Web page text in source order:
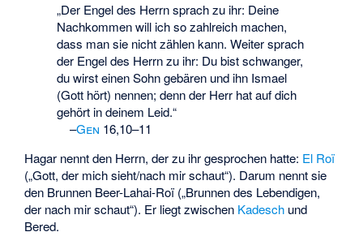
„Der Engel des Herrn sprach zu ihr: Deine
Nachkommen will ich so zahlreich machen,
dass man sie nicht zählen kann. Weiter sprach
der Engel des Herrn zu ihr: Du bist schwanger,
du wirst einen Sohn gebären und ihn Ismael
(Gott hört) nennen; denn der Herr hat auf dich
gehört in deinem Leid.“
–Gen 16,10–11
Hagar nennt den Herrn, der zu ihr gesprochen hatte: El Roï
(„Gott, der mich sieht/nach mir schaut“). Darum nennt sie
den Brunnen Beer-Lahai-Roï („Brunnen des Lebendigen,
der nach mir schaut“). Er liegt zwischen Kadesch und
Bered.